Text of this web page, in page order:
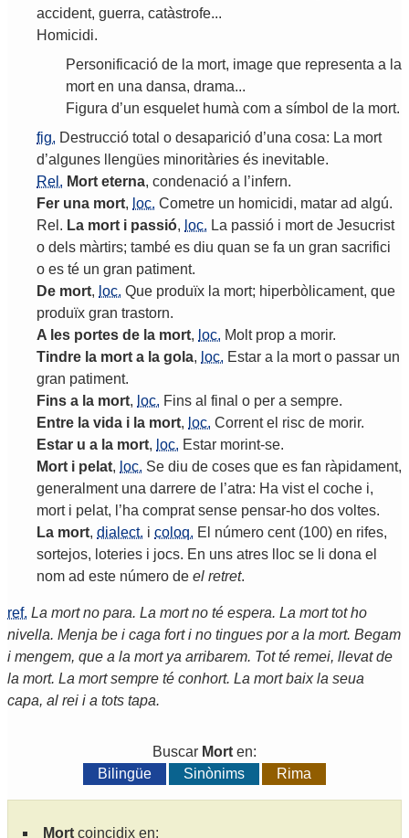
accident, guerra, catàstrofe...
Homicidi.
Personificació de la mort, image que representa a la
mort en una dansa, drama...
Figura d’un esquelet humà com a símbol de la mort.
fig. Destrucció total o desaparició d’una cosa: La mort
d’algunes llengües minoritàries és inevitable.
Rel. Mort eterna, condenació a ’infern.
Fer una mort, loc. Cometre un homicidi, matar ad algú.
Rel . La mort i passió, loc. La passió i mort de Jesucrist
o dels màrtirs; també es diu quan se fa un gran sacrifici
o es té un gran patiment.
De mort, loc. Que produïx la mort; hiperbòlicament, que
produïx gran trastorn.
A les portes de la mort, loc. Molt prop a morir.
Tindre la mort a la gola, loc. Estar a la mort o passar un
gran patiment.
Fins a la mort, loc. Fins al final o per a sempre.
Entre la vida i la mort, loc. Corrent el risc de morir.
Estar u a la mort, loc. Estar morint-se.
Mort i pelat, loc. Se diu de coses que es fan ràpidament,
generalment una darrere de ’atra: Ha vist el coche i,
mort i pelat, ’ha comprat sense pensar-ho dos voltes.
La mort, dialect. i coloq. El número cent(100) en rifes,
sortejos, loteries i jocs. En uns atres lloc se li dona el
nom ad este número de el retret.
ref. La mort no para. La mort no té espera. La mort tot ho
nivella. Menja be i caga fort i no tingues por a la mort. Begam
i mengem, que a la mort ya arribarem. Tot té remei, llevat de
la mort. La mort sempre té conhort. La mort baix la seua
capa, al rei i a tots tapa.
Buscar Mort en:
Bilingüe
Sinònims Rima
Mort coincidix en: